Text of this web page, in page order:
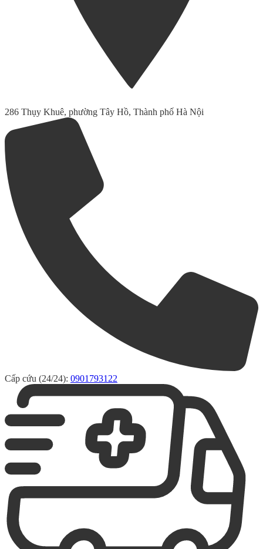
286 Thụy Khuê, phường Tây Hồ, Thành phố Hà Nội
Cấp cứu (24/24): 0901793122